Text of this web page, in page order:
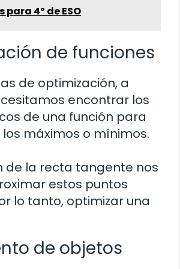
para 4º de ESO
de funciones
de optimización, a
encontrar los
de una función para
máximos o mínimos.
de la recta tangente nos
estos puntos
lo tanto, optimizar una
de objetos